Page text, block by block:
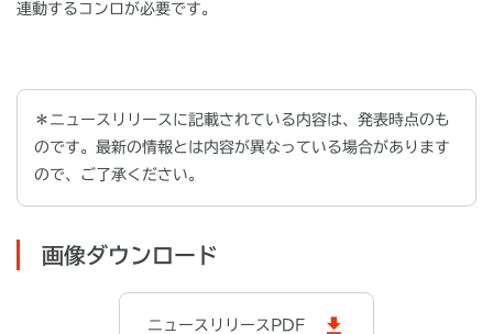
連動するコンロが必要です。
＊ニュースリリースに記載されている内容は、発表時点のも
のです。最新の情報とは内容が異なっている場合があります
ので、ご了承ください。
画像ダウンロード
ニュースリリースPDF